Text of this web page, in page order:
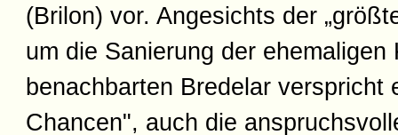
(Brilon) vor. Angesichts der
um die Sanierung der ehemaligen
benachbarten Bredelar verspricht
Chancen", auch die